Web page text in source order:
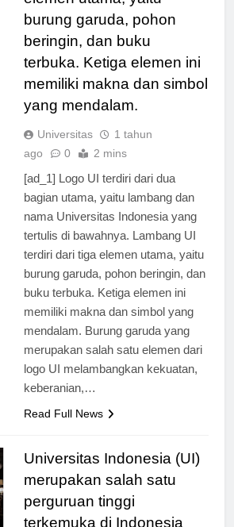
elemen utama, yaitu
burung garuda, pohon
beringin, dan buku
terbuka. Ketiga elemen ini
memiliki makna dan simbol
yang mendalam.
Universitas
1 tahun
[ad_1] Logo UI terdiri dari dua
bagian utama, yaitu lambang dan
nama Universitas Indonesia yang
tertulis di bawahnya. Lambang UI
terdiri dari tiga elemen utama, yaitu
burung garuda, pohon beringin, dan
buku terbuka. Ketiga elemen ini
memiliki makna dan simbol yang
mendalam. Burung garuda yang
merupakan salah satu elemen dari
logo UI melambangkan kekuatan,
Universitas Indonesia (UI)
merupakan salah satu
perguruan tinggi